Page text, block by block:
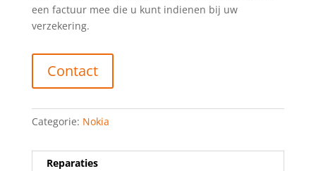
een factuur mee die u kunt indienen bij uw
verzekering.
Contact
Categorie: Nokia
Reparaties